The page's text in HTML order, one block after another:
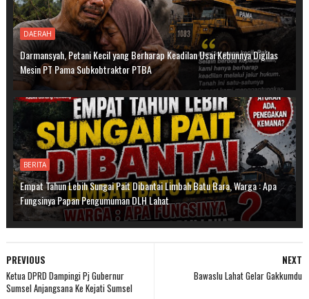
DAERAH
Darmansyah, Petani Kecil yang Berharap Keadilan Usai Kebunnya Digilas
Mesin PT Pama Subkobtraktor PTBA
BERITA
Empat Tahun Lebih Sungai Pait Dibantai Limbah Batu Bara, Warga : Apa
Fungsinya Papan Pengumuman DLH Lahat
NEXT
Bawaslu Lahat Gelar Gakkumdu
PREVIOUS
Ketua DPRD Dampingi Pj Gubernur
Sumsel Anjangsana Ke Kejati Sumsel